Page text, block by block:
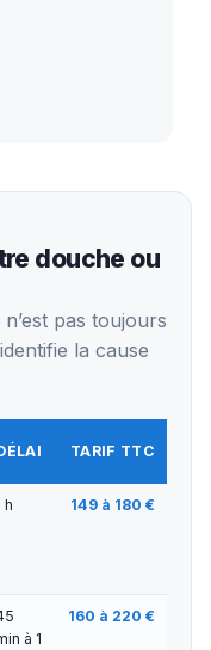
douche ou
pas toujours
la cause
TARIF TTC
h 149 à 180 €
à 1
160 à 220 €